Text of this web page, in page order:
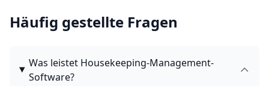
Häufig gestellte Fragen
Was leistet Housekeeping-Management-
Software?